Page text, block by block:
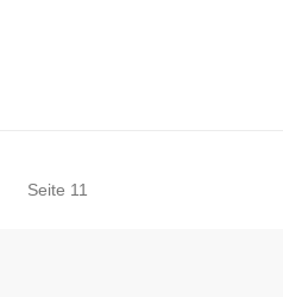
Seite 11